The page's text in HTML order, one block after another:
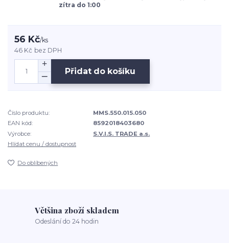
zítra do 1:00
56 Kč/ks
46 Kč bez DPH
Přidat do košíku
Číslo produktu:
MMS.550.015.050
EAN kód:
8592018403680
Výrobce:
S.V.I.S. TRADE a.s.
Hlídat cenu / dostupnost
Do oblíbených
Většina zboží skladem
Odeslání do 24 hodin